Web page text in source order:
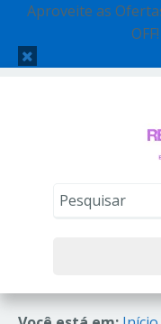
Aproveite as
OFF!